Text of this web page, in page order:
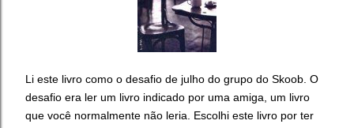
Li este livro como o desafio de julho do grupo do Skoob. O
desafio era ler um livro indicado por uma amiga, um livro
que você normalmente não leria. Escolhi este livro por ter